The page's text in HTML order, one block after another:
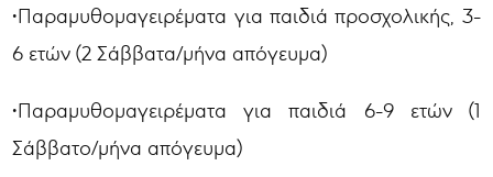
•Παραμυθομαγειρέματα για παιδιά προσχολικής, 3-
6 ετών (2 Σάββατα/μήνα απόγευμα)
•Παραμυθομαγειρέματα για παιδιά 6-9 ετών (1
Σάββατο/μήνα απόγευμα)